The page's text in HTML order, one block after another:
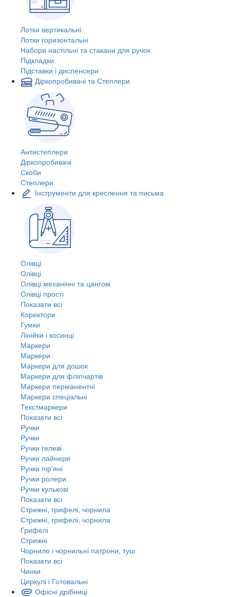
Лотки вертикальні
Лотки горизонтальні
Набори настільні та стакани для ручок
Підкладки
Підставки і диспенсери
Діркопробивачі та Степлери
Антистеплери
Діркопробивачі
Скоби
Степлери
Інструменти для креслення та письма
Олівці
Олівці
Олівці механічні та цангові
Олівці прості
Показати всі
Коректори
Гумки
Лінійки і косинці
Маркери
Маркери
Маркери для дошок
Маркери для фліпчартів
Маркери перманентні
Маркери спеціальні
Текстмаркери
Показати всі
Ручки
Ручки
Ручки гелеві
Ручки лайнери
Ручки пір'яні
Ручки ролери
Ручки кулькові
Показати всі
Стрижні, грифелі, чорнила
Стрижні, грифелі, чорнила
Грифелі
Стрижні
Чорнило і чорнильні патрони, туш
Показати всі
Чинки
Циркулі і Готовальні
Офісні дрібниці